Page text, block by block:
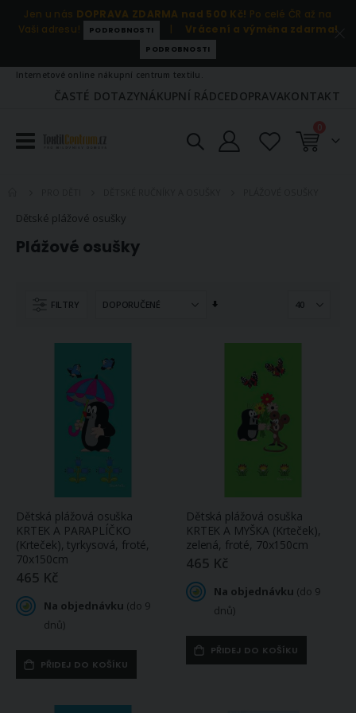
Jen u nás DOPRAVA ZDARMA nad 500 Kč! Po celé ČR až na
Vaši adresu!
PODROBNOSTI | Vrácení a výměna zdarma!
PODROBNOSTI
Internetové online nákupní centrum textilu.
ČASTÉ DOTAZYNÁKUPNÍ RÁDCEDOPRAVAKONTAKT
Košík
0položky
Dětské plážové osušky
Plážové osušky
FILTRY
Nastavit
Dětská plážová osuška
KRTEK A PARAPLÍČKO
(Krteček), tyrkysová, froté,
70x150cm
465 Kč
Na objednávku (do 9
dnů)
PŘIDEJ DO KOŠÍKU
Dětská plážová osuška
KRTEK A MYŠKA (Krteček),
zelená, froté, 70x150cm
465 Kč
Na objednávku (do 9
dnů)
PŘIDEJ DO KOŠÍKU
1 150 Kč